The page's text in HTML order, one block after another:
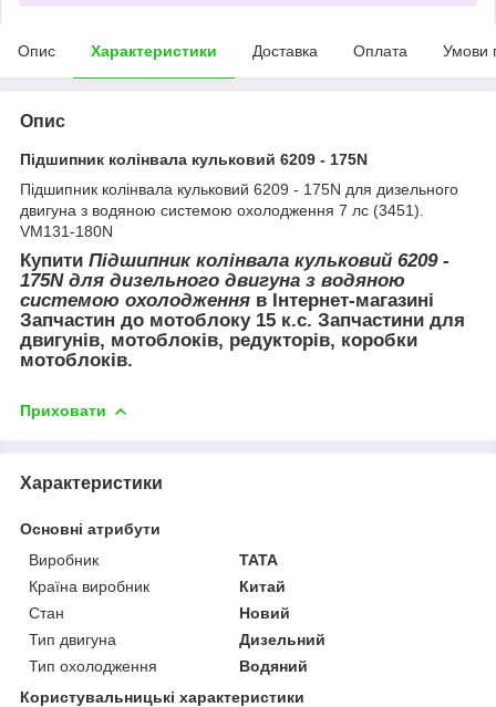
Опис Характеристики Доставка Оплата Умови
Опис
Підшипник колінвала кульковий 6209 - 175N
Підшипник колінвала кульковий 6209 - 175N для дизельного
двигуна з водяною системою охолодження 7 лс (3451).
VM131-180N
Купити Підшипник колінвала кульковий 6209 -
175N для дизельного двигуна з водяною
системою охолодження в Інтернет-магазині
Запчастин до мотоблоку 15 к.с. Запчастини для
двигунів, мотоблоків, редукторів, коробки
мотоблоків.
Приховати
Характеристики
Основні атрибути
Виробник
TATA
Країна виробник
Китай
Стан
Новий
Тип двигуна
Дизельний
Тип охолодження
Водяний
Користувальницькі характеристики